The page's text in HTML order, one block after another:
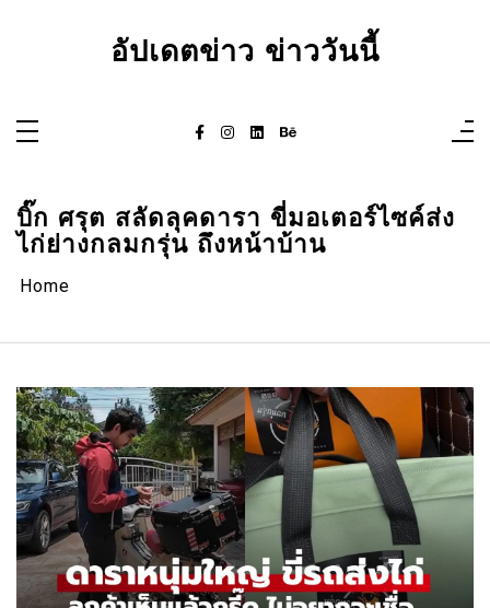
อัปเดตข่าว ข่าววันนี้
บิ๊ก ศรุต สลัดลุคดารา ขี่มอเตอร์ไซค์ส่ง
ไก่ย่างกลมกรุ่น ถึงหน้าบ้าน
Home